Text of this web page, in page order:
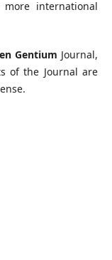
international
Gentium Journal,
of the Journal are